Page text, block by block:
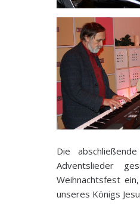
Die
Adventslieder
Weihnachtsfest
unseres Königs